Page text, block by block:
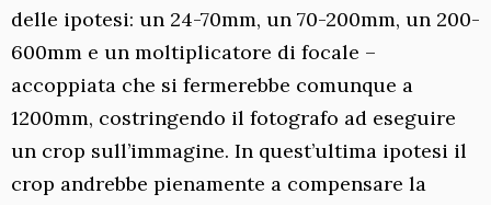
delle ipotesi: un 24-70mm, un 70-200mm, un 200-
600mm e un moltiplicatore di focale –
accoppiata che si fermerebbe comunque a
1200mm, costringendo il fotografo ad eseguire
un crop sull’immagine. In quest’ultima ipotesi il
crop andrebbe pienamente a compensare la